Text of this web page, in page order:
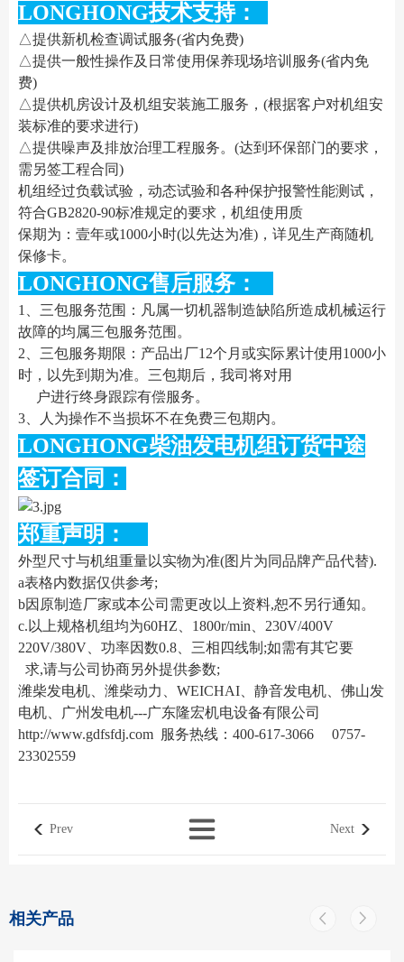
LONGHONG技术支持：
△提供新机检查调试服务(省内免费)
△提供一般性操作及日常使用保养现场培训服务(省内免
费)
△提供机房设计及机组安装施工服务，(根据客户对机组安
装标准的要求进行)
△提供噪声及排放治理工程服务。(达到环保部门的要求，
需另签工程合同)
机组经过负载试验，动态试验和各种保护报警性能测试，
符合GB2820-90标准规定的要求，机组使用质
保期为：壹年或1000小时(以先达为准)，详见生产商随机
保修卡。
LONGHONG售后服务：
1、三包服务范围：凡属一切机器制造缺陷所造成机械运行
故障的均属三包服务范围。
2、三包服务期限：产品出厂12个月或实际累计使用1000小
时，以先到期为准。三包期后，我司将对用
户进行终身跟踪有偿服务。
3、人为操作不当损坏不在免费三包期内。
LONGHONG柴油发电机组订货中途
签订合同：
郑重声明：
外型尺寸与机组重量以实物为准(图片为同品牌产品代替).
a表格内数据仅供参考;
b因原制造厂家或本公司需更改以上资料,恕不另行通知。
c.以上规格机组均为60HZ、1800r/min、230V/400V
220V/380V、功率因数0.8、三相四线制;如需有其它要
求,请与公司协商另外提供参数;
潍柴发电机、潍柴动力、WEICHAI、静音发电机、佛山发
电机、广州发电机---广东隆宏机电设备有限公司
http://www.gdfsfdj.com 服务热线：400-617-3066 0757-
23302559
Prev Next
相关产品